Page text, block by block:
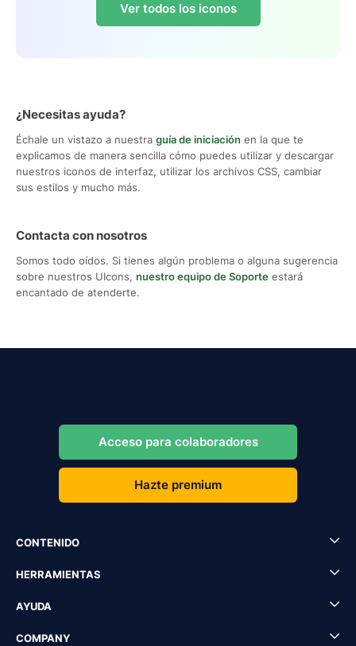
Ver todos los iconos
¿Necesitas ayuda?
Échale un vistazo a nuestra guía de iniciación en la que te
explicamos de manera sencilla cómo puedes utilizar y descargar
nuestros iconos de interfaz, utilizar los archivos CSS, cambiar
sus estilos y mucho más.
Contacta con nosotros
Somos todo oídos. Si tienes algún problema o alguna sugerencia
sobre nuestros UIcons, nuestro equipo de Soporte estará
encantado de atenderte.
Acceso para colaboradores
Hazte premium
CONTENIDO
HERRAMIENTAS
AYUDA
COMPANY